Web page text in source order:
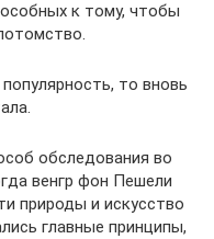
к тому, чтобы
то вновь
обследования во
венгр фон Пешели
природы и искусство
главные принципы,